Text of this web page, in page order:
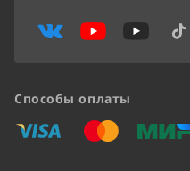
Способы оплаты
«Виза» «Мастеркард»
«Мир»